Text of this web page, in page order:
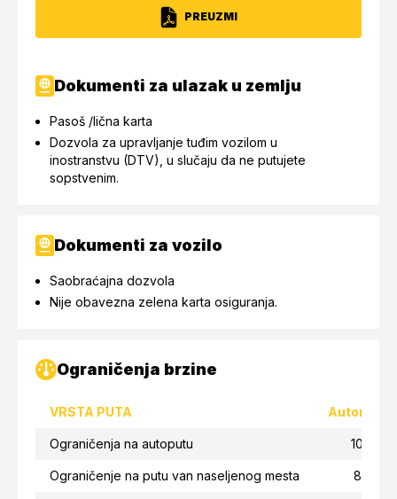
PREUZMI
Dokumenti za ulazak u zemlju
Pasoš /lična karta
Dozvola za upravljanje tuđim vozilom u
inostranstvu (DTV), u slučaju da ne putujete
sopstvenim.
Dokumenti za vozilo
Saobraćajna dozvola
Nije obavezna zelena karta osiguranja.
Ograničenja brzine
VRSTA PUTA Automobil
Ograničenja na autoputu 100
Ograničenje na putu van naseljenog mesta 80